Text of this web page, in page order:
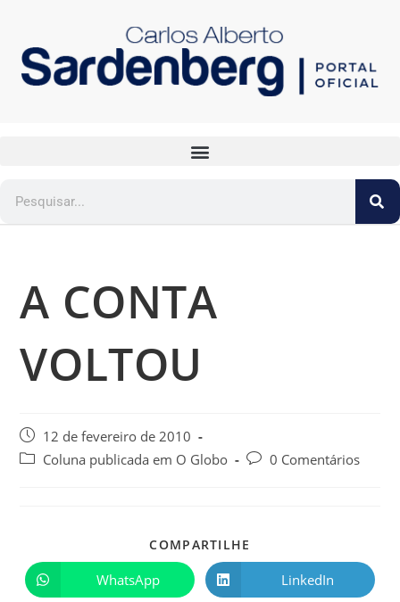
A CONTA
VOLTOU
12 de fevereiro de 2010
Coluna publicada em O Globo
0 Comentários
COMPARTILHE
WhatsApp LinkedIn